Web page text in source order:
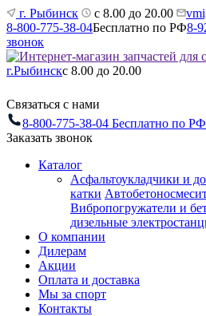
г. Рыбинск с 8.00 до 20.00
8-800-775-38-04Бесплатно по РФ8-
звонок
г.Рыбинскс 8.00 до 20.00
Связаться с нами
8-800-775-38-04 Бесплатно по РФ
Заказать звонок
Каталог
Асфальтоукладчики и
катки
Вибропогружатели и
дизельные
О компании
Дилерам
Акции
Оплата и доставка
Мы за спорт
Контакты